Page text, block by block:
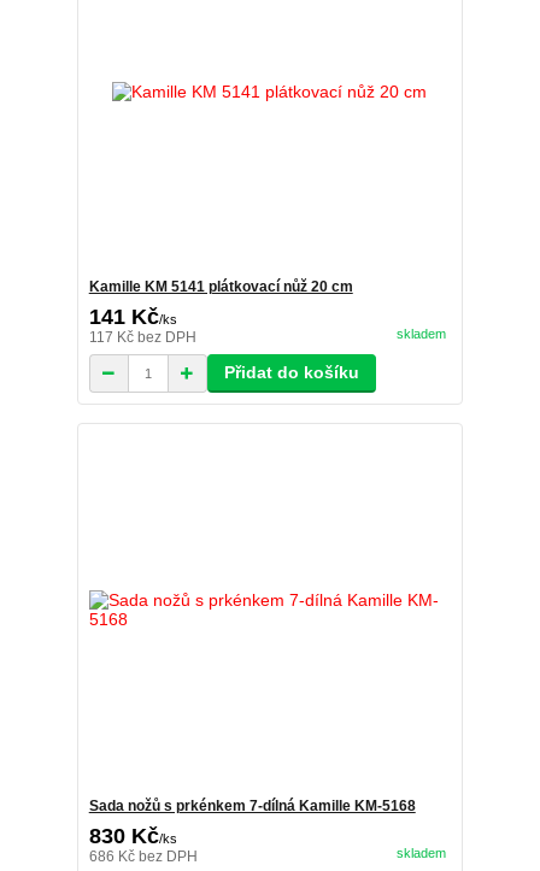
Kamille KM 5141 plátkovací nůž 20 cm
141 Kč/ks
117 Kč bez DPH skladem
Přidat do košíku
Sada nožů s prkénkem 7-dílná Kamille KM-5168
830 Kč/ks
686 Kč bez DPH skladem